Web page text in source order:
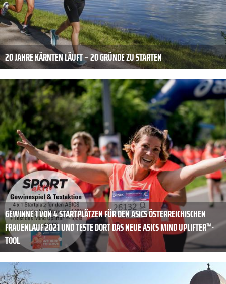
20 JAHRE KÄRNTEN LÄUFT – 20 GRÜNDE ZU STARTEN
GEWINNE 1 VON 4 STARTPLÄTZEN FÜR DEN ASICS ÖSTERREICHISCHEN
FRAUENLAUF 2021 UND TESTE DORT DAS NEUE ASICS MIND UPLIFTER™-
TOOL